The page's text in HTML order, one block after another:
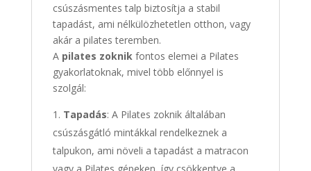
csúszásmentes talp biztosítja a stabil
tapadást, ami nélkülözhetetlen otthon, vagy
akár a pilates teremben.
A pilates zoknikfontos elemei a Pilates
gyakorlatoknak, mivel több előnnyel is
szolgál:
Tapadás: A Pilates zoknik általában
csúszásgátló mintákkal rendelkeznek a
talpukon, ami növeli a tapadást a matracon